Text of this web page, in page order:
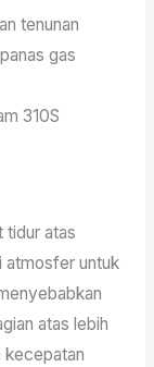
tenunan
gas
310S
tidur atas
atmosfer untuk
atas lebih
kecepatan